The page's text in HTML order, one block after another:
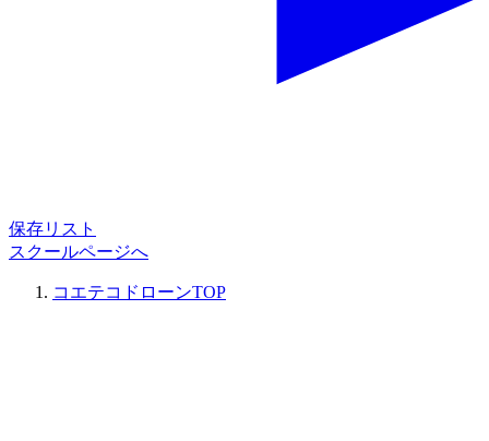
保存リスト
スクールページへ
コエテコドローンTOP